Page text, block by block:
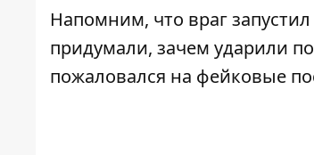
Напомним, что враг
придумали, зачем ударили
пожаловался на фейковые